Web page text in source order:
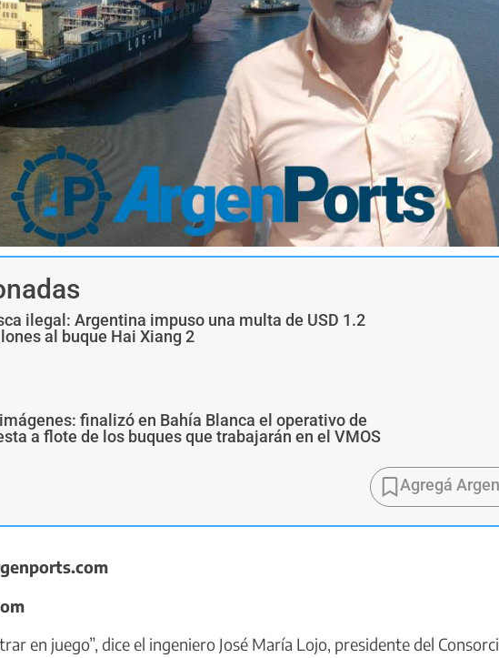
ilegal: Argentina impuso una multa de USD 1.2
al buque Hai Xiang 2
finalizó en Bahía Blanca el operativo de
a flote de los buques que trabajarán en el VMOS
Agregá
en juego”, dice el ingeniero José María Lojo, presidente del